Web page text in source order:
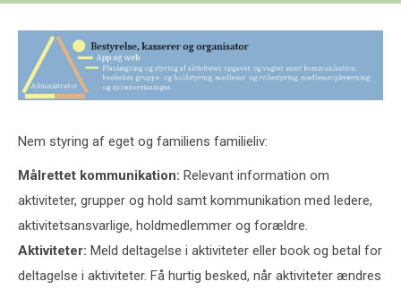
Nem styring af eget og familiens familieliv:
Målrettet kommunikation: Relevant information om
aktiviteter, grupper og hold samt kommunikation med ledere,
aktivitetsansvarlige, holdmedlemmer og forældre.
Aktiviteter: Meld deltagelse i aktiviteter eller book og betal for
deltagelse i aktiviteter. Få hurtig besked, når aktiviteter ændres